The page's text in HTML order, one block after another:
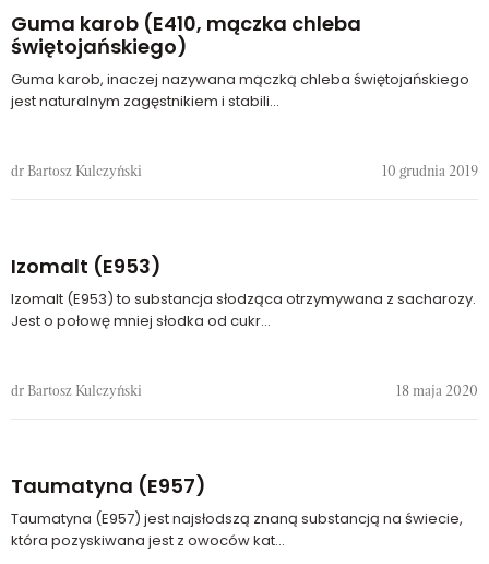
Guma karob (E410, mączka chleba
świętojańskiego)
Guma karob, inaczej nazywana mączką chleba świętojańskiego
jest naturalnym zagęstnikiem i stabili...
dr Bartosz Kulczyński 10 grudnia 2019
Izomalt (E953)
Izomalt (E953) to substancja słodząca otrzymywana z sacharozy.
Jest o połowę mniej słodka od cukr...
dr Bartosz Kulczyński 18 maja 2020
Taumatyna (E957)
Taumatyna (E957) jest najsłodszą znaną substancją na świecie,
która pozyskiwana jest z owoców kat...